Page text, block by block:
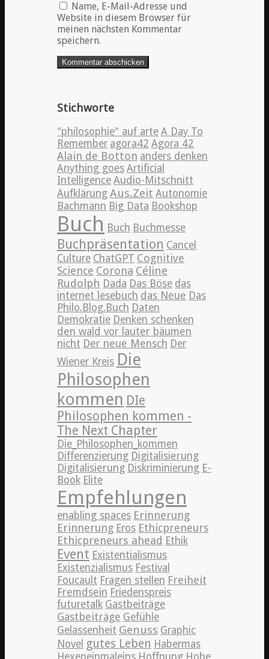
Name, E-Mail-Adresse und
Website in diesem Browser für
meinen nächsten Kommentar
speichern.
Stichworte
"philosophie" auf arte A Day To
Remember agora42 Agora 42
Alain de Botton anders denken
Anything goes Artificial
Intelligence Audio-Mitschnitt
Aufklärung Aus.Zeit Autonomie
Bachmann Big Data Bookshop
Buch Buch Buchmesse
Buchpräsentation Cancel
Culture ChatGPT Cognitive
Science Corona Céline
Rudolph Dada Das Böse das
internet lesebuch das Neue Das
Philo.Blog.Buch Daten
Demokratie Denken schenken
den wald vor lauter bäumen
nicht Der neue Mensch Der
Wiener Kreis Die
Philosophen
kommen DIe
Philosophen kommen -
The Next Chapter
Die_Philosophen_kommen
Differenzierung Digitalisierung
Digitalisierung Diskriminierung E-
Book Elite
Empfehlungen
enabling spaces Erinnerung
Erinnerung Eros Ethicpreneurs
Ethicpreneurs ahead Ethik
Event Existentialismus
Existenzialismus Festival
Foucault Fragen stellen Freiheit
Fremdsein Friedenspreis
futuretalk Gastbeiträge
Gastbeiträge Gefühle
Gelassenheit Genuss Graphic
Novel gutes Leben Habermas
Hexeneinmaleins Hoffnung Hohe